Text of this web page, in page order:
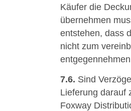
Käufer die
übernehmen
entstehen, dass
nicht zum
7.6. Sind
Lieferung darauf
Foxway